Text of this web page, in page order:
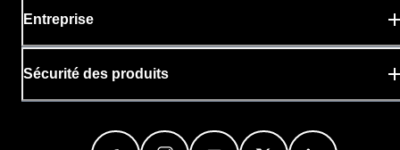
Entreprise
Sécurité des produits